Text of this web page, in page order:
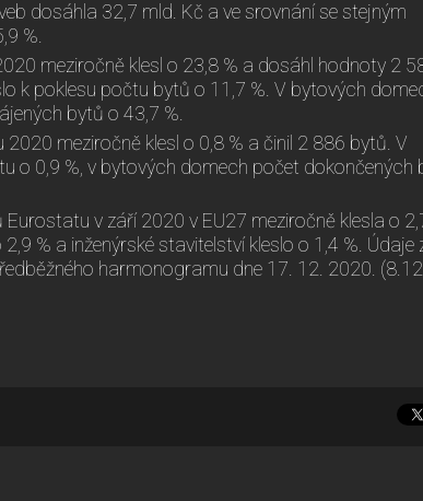
dosáhla 32,7 mld. Kč a ve srovnání se stejným
%.
meziročně klesl o 23,8 % a dosáhl hodnoty 2
k poklesu počtu bytů o 11,7 %. V bytových
bytů o 43,7 %.
meziročně klesl o 0,8 % a činil 2 886 bytů. V
o 0,9 %, v bytových domech počet dokončených
v září 2020 v EU27 meziročně klesla o
% a inženýrské stavitelství kleslo o 1,4 %. Údaje
harmonogramu dne 17. 12. 2020.